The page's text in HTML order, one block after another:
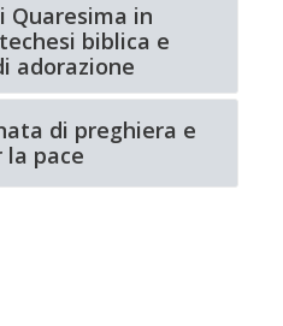
Quaresima in
biblica e
adorazione
di preghiera e
la pace